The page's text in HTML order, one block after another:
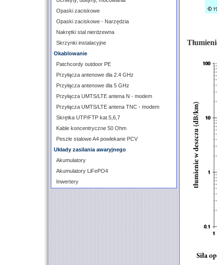
Opaski zaciskowe
Opaski zaciskowe - Narzędzia
Nakrętki stal nierdzewna
Skrzynki instalacyjne
Okablowanie
Patchcordy outdoor PE
Przyłącza antenowe dla 2.4 GHz
Przyłącza antenowe dla 5 GHz
Przyłącza UMTS/LTE antena N - modem
Przyłącza UMTS/LTE antena TNC - modem
Skrętka UTP/FTP kat.5,6,7
Kable koncentryczne 50 Ohm
Peszle stalowe A4 powlekane PCV
Układy zasilania awaryjnego
Akumulatory
Akumulatory LiFePO4
Inwertery